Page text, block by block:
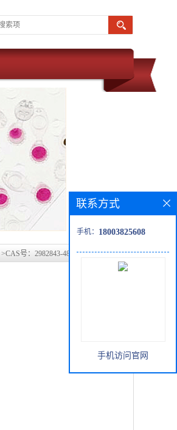
>CAS号：2982843-48-9，科研定制产品
联系方式
手机： 18003825608
手机访问官网